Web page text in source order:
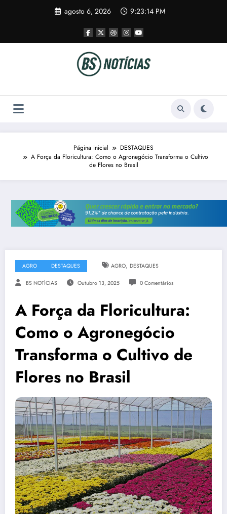
agosto 6, 2026 9:23:15 PM
Página inicial
DESTAQUES
A Força da Floricultura: Como o Agronegócio Transforma o Cultivo
de Flores no Brasil
AGRO DESTAQUES AGRO, DESTAQUES
BS NOTÍCIAS Outubro 13, 2025 0 Comentários
A Força da Floricultura:
Como o Agronegócio
Transforma o Cultivo de
Flores no Brasil